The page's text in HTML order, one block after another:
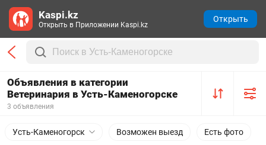
Объявления в категории
Ветеринария в Усть-Каменогорске
3 объявления
Усть-Каменогорск Возможен выезд Есть фото
Kaspi.kz
Открыть в Приложении Kaspi.kz
Открыть